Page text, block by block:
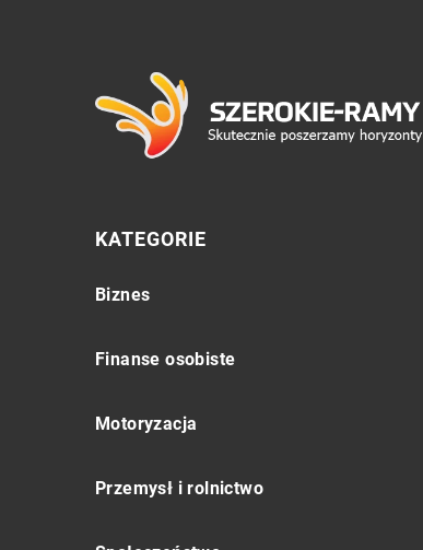
KATEGORIE
Biznes
Finanse osobiste
Motoryzacja
Przemysł i rolnictwo